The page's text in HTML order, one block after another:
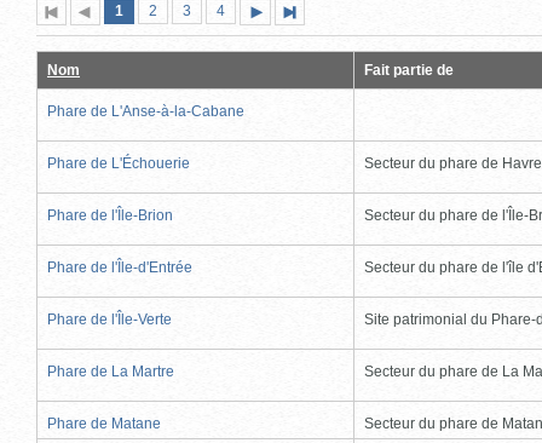
Première
page
Page
précédente
Page
1 (page
actuelle)
Page
2 Page
3 Page
4
suivante
page
Nom Fait partie de
Phare de L'Anse-à-la-Cabane
Phare de L'Échouerie Secteur du phare de
Phare de l'Île-Brion Secteur du phare de l'Île-
Phare de l'Île-d'Entrée Secteur du phare de l'île
Phare de l'Île-Verte Site patrimonial du Phare-
Phare de La Martre Secteur du phare de La
Phare de Matane Secteur du phare de